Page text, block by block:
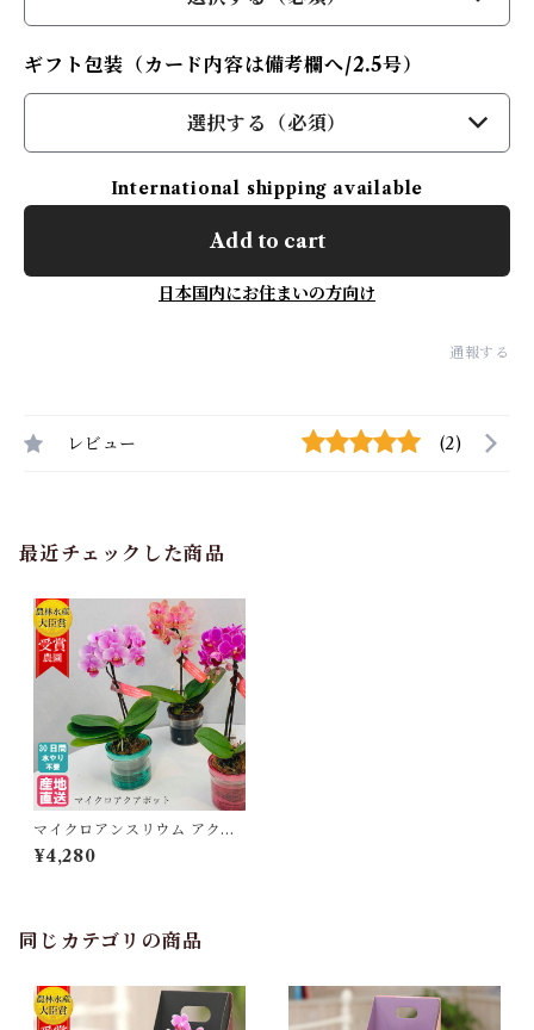
ギフト包装（カード内容は備考欄へ/2.5号）
選択する（必須）
International shipping available
Add to cart
日本国内にお住まいの方向け
通報する
レビュー (2)
最近チェックした商品
マイクロアンスリウム アクア
ポット 観葉植物
¥4,280
同じカテゴリの商品